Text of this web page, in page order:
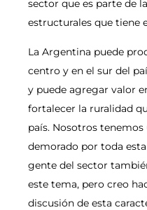
sector que es parte de
estructurales que tiene
La Argentina puede
centro y en el sur del
y puede agregar valor
fortalecer la ruralidad
país. Nosotros
demorado por toda
gente del sector
este tema, pero creo
discusión de esta